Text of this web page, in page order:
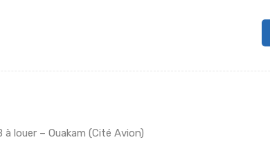
à louer – Ouakam (Cité Avion)